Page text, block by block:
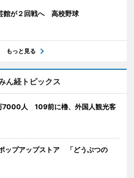
館が２回戦へ 高校野球
もっと見る
ん経トピックス
7000人 109前に櫓、外国人観光客
ップアップストア 「どうぶつの